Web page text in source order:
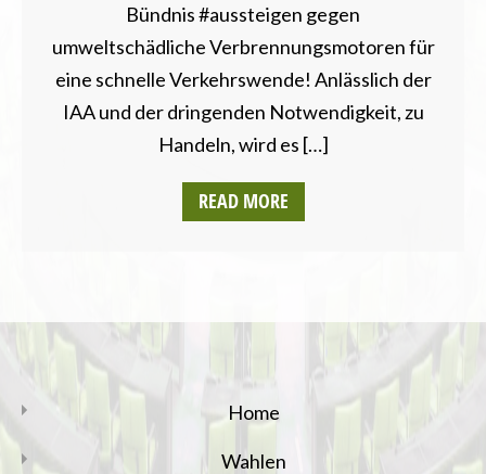
Bündnis #aussteigen gegen
umweltschädliche Verbrennungsmotoren für
eine schnelle Verkehrswende! Anlässlich der
IAA und der dringenden Notwendigkeit, zu
Handeln, wird es […]
READ MORE
Home
Wahlen